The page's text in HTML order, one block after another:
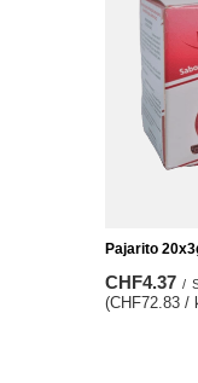
Pajarito
CHF4.37 /
(CHF72.83 /